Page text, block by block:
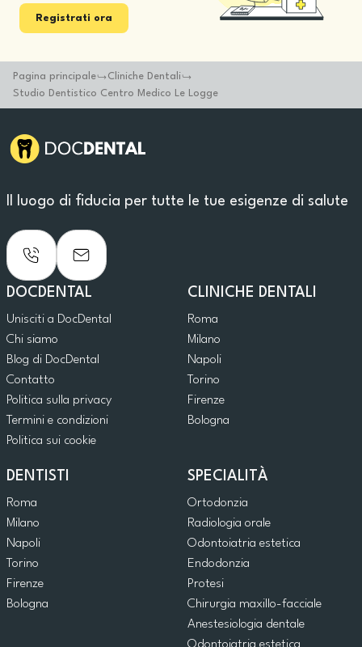
Registrati ora
Pagina principale
Cliniche Dentali
Studio Dentistico Centro Medico Le Logge
Il luogo di fiducia per tutte le tue esigenze di salute
DOCDENTAL
Unisciti a DocDental
Chi siamo
Blog di DocDental
Contatto
Politica sulla privacy
Termini e condizioni
Politica sui cookie
CLINICHE DENTALI
Roma
Milano
Napoli
Torino
Firenze
Bologna
DENTISTI
Roma
Milano
Napoli
Torino
Firenze
Bologna
SPECIALITÀ
Ortodonzia
Radiologia orale
Odontoiatria estetica
Endodonzia
Protesi
Chirurgia maxillo-facciale
Anestesiologia dentale